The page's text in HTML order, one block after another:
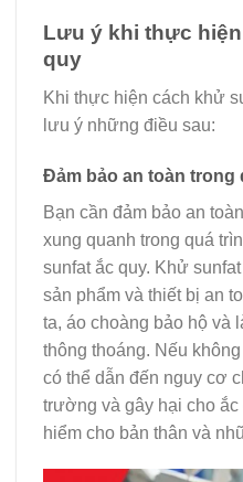
Lưu ý khi thực
quy
Khi thực hiện cách khử
lưu ý những điều sau:
Đảm bảo an toàn trong
Bạn cần đảm bảo an
xung quanh trong quá
sunfat ắc quy. Khử
sản phẩm và thiết bị an
ta, áo choàng bảo hộ và
thông thoáng. Nếu
có thể dẫn đến nguy cơ
trường và gây hại cho
hiểm cho bản thân và